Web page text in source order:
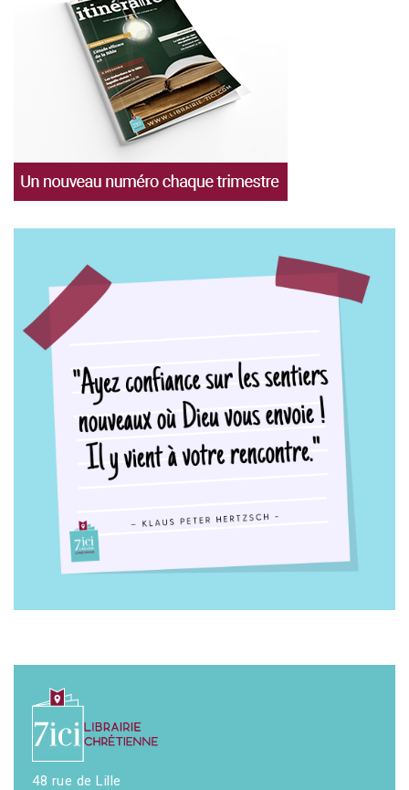
48 rue de Lille